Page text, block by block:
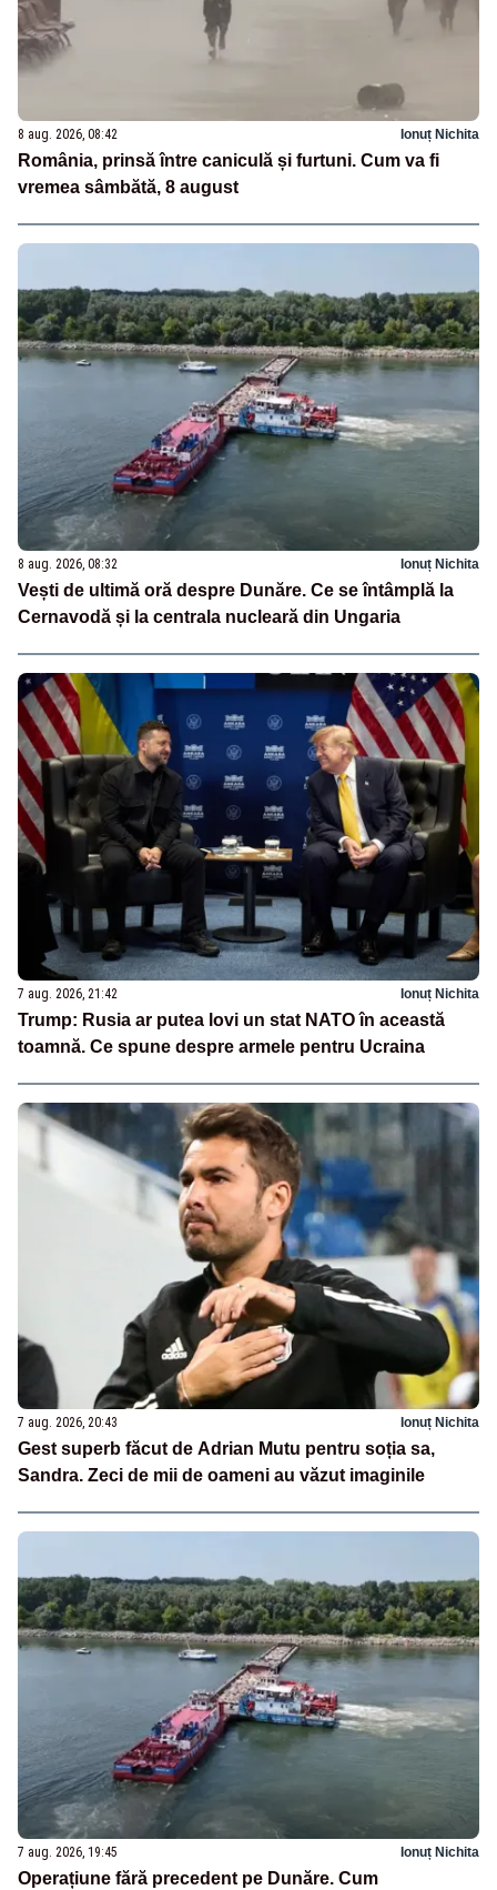
8 aug. 2026, 08:42 Ionuț Nichita
România, prinsă între caniculă și furtuni. Cum va fi
vremea sâmbătă, 8 august
8 aug. 2026, 08:32 Ionuț Nichita
Vești de ultimă oră despre Dunăre. Ce se întâmplă la
Cernavodă și la centrala nucleară din Ungaria
7 aug. 2026, 21:42 Ionuț Nichita
Trump: Rusia ar putea lovi un stat NATO în această
toamnă. Ce spune despre armele pentru Ucraina
7 aug. 2026, 20:43 Ionuț Nichita
Gest superb făcut de Adrian Mutu pentru soția sa,
Sandra. Zeci de mii de oameni au văzut imaginile
7 aug. 2026, 19:45 Ionuț Nichita
Operațiune fără precedent pe Dunăre. Cum